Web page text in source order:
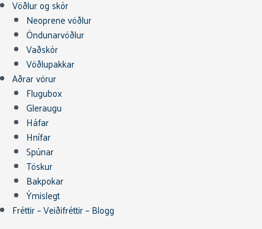
Vöðlur og skór
Neoprene vöðlur
Öndunarvöðlur
Vaðskór
Vöðlupakkar
Aðrar vörur
Flugubox
Gleraugu
Háfar
Hnífar
Spúnar
Töskur
Bakpokar
Ýmislegt
Fréttir – Veiðifréttir – Blogg